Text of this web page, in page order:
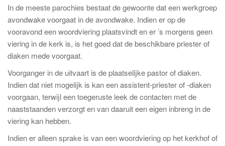
In de meeste parochies bestaat de gewoonte dat een werkgroep
avondwake voorgaat in de avondwake. Indien er op de
vooravond een woordviering plaatsvindt en er ’s morgens geen
viering in de kerk is, is het goed dat de beschikbare priester of
diaken mede voorgaat.
Voorganger in de uitvaart is de plaatselijke pastor of diaken.
Indien dat niet mogelijk is kan een assistent-priester of -diaken
voorgaan, terwijl een toegeruste leek de contacten met de
naaststaanden verzorgt en van daaruit een eigen inbreng in de
viering kan hebben.
Indien er alleen sprake is van een woordviering op het kerkhof of